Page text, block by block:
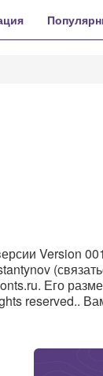
Version
Его
reserved..